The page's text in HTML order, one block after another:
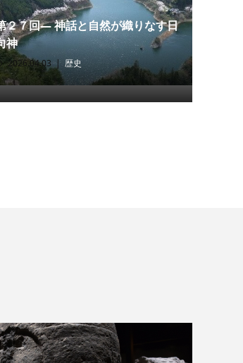
２７回― 神話と自然が織りなす日
神
2026.04.03 歴史